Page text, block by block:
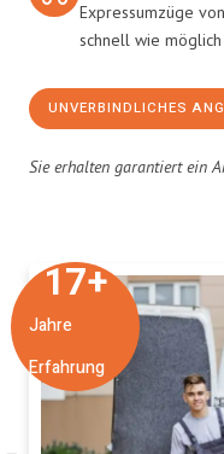
Jahre
Erfahrung
17+
Expressumzüge
schnell wie
UNVERBINDLICHES
Sie erhalten garantiert ein